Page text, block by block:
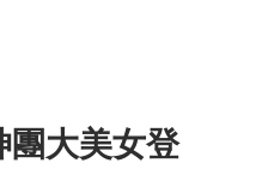
團大美女登